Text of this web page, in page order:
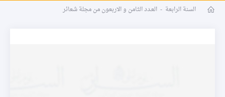
السنة الرابعة - العـدد الثامن و الاربعون من مجلة شعائر